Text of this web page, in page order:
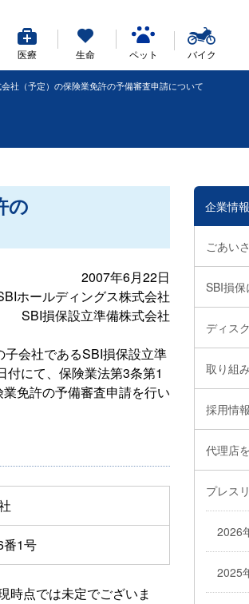
医療 生命 ペット バイク
社（予定）の保険業免許の予備審査申請について
の
2007年6月22日
ホールディングス株式会社
SBI損保設立準備株式会社
会社であるSBI損保設立準
にて、保険業法第3条第1
免許の予備審査申請を行い
番1号
時点では未定でございま
企業情報
ごあい
SBI損保
ディス
取り組み
採用情報
代理店
プレス
2026
2025